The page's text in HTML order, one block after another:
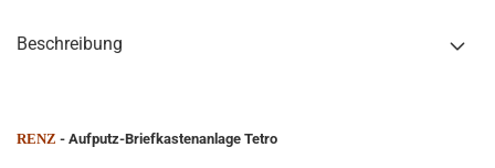
Beschreibung
RENZ - Aufputz-Briefkastenanlage Tetro